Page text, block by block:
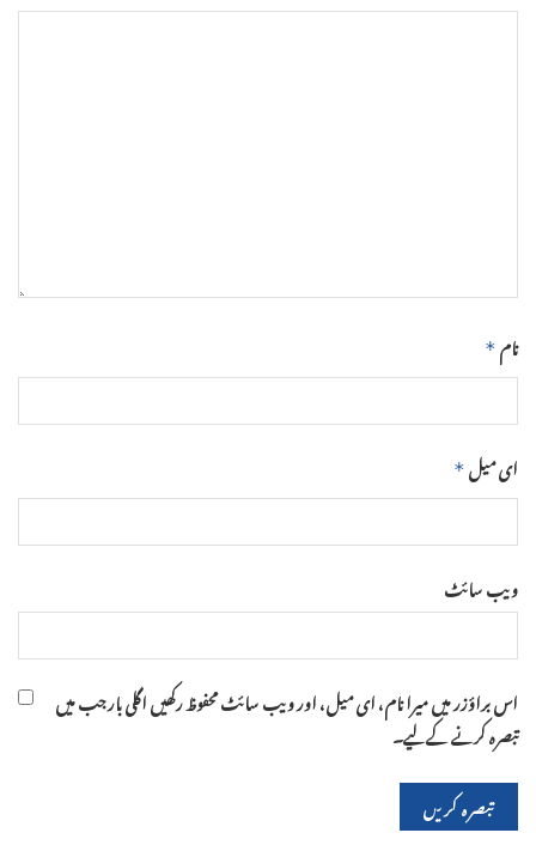
نام *
ای میل *
ویب‌ سائٹ
اس براؤزر میں میرا نام، ای میل، اور ویب سائٹ محفوظ رکھیں اگلی بار جب میں
تبصرہ کرنے کےلیے۔